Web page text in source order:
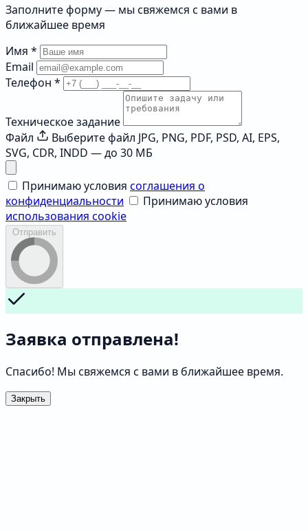
Заполните форму — мы свяжемся с вами в
ближайшее время
Имя *
Email
Телефон *
Техническое задание
Файл
Выберите файл JPG, PNG, PDF, PSD, AI, EPS,
SVG, CDR, INDD — до 30 МБ
Принимаю условия соглашения о
конфиденциальности
Принимаю условия
использования cookie
Отправить
Заявка отправлена!
Спасибо! Мы свяжемся с вами в ближайшее время.
Закрыть